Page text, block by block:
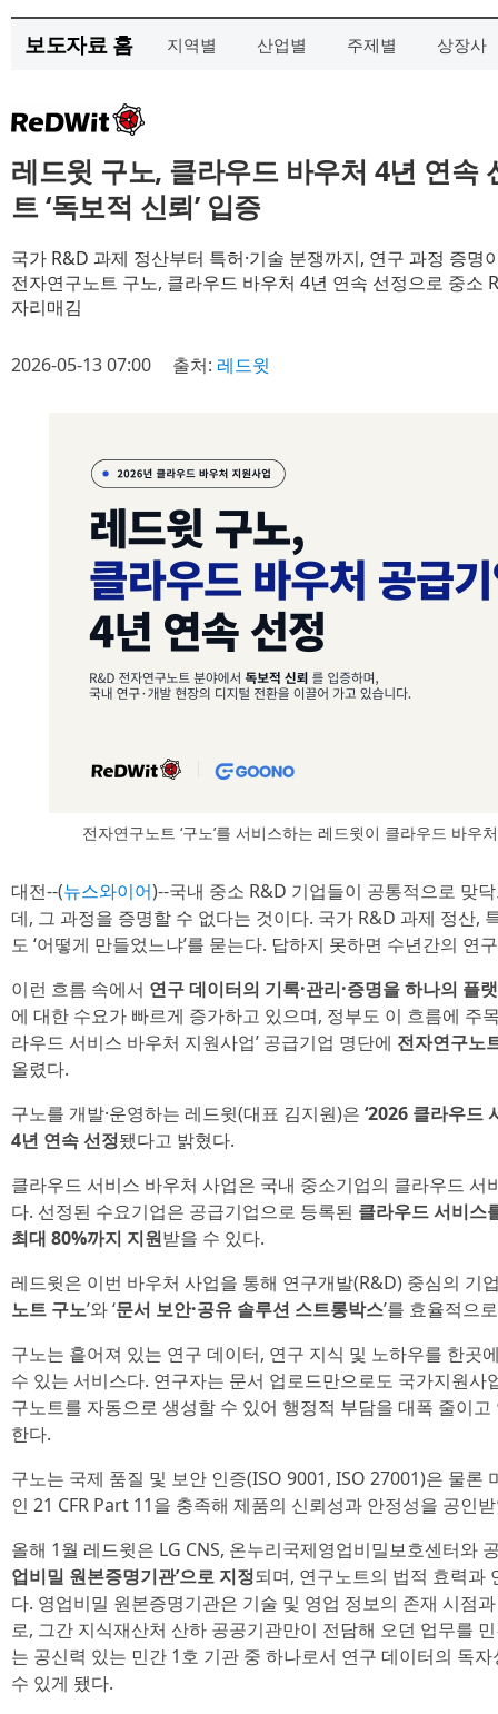
보도자료 홈 지역별 산업별 주제별 상장사
레드윗 구노, 클라우드 바우처 4년 연
트 ‘독보적 신뢰’ 입증
국가 R&D 과제 정산부터 특허·기술 분쟁까지, 연구 과정 증명
전자연구노트 구노, 클라우드 바우처 4년 연속 선정으로 중소
자리매김
2026-05-13 07:00 출처: 레드윗
전자연구노트 ‘구노’를 서비스하는 레드윗이 클라우드 바우
대전--(뉴스와이어)--국내 중소 R&D 기업들이 공통적으로 맞
데, 그 과정을 증명할 수 없다는 것이다. 국가 R&D 과제 정산,
도 ‘어떻게 만들었느냐’를 묻는다. 답하지 못하면 수년간의 연
이런 흐름 속에서 연구 데이터의 기록·관리·증명을 하나의 플
에 대한 수요가 빠르게 증가하고 있으며, 정부도 이 흐름에 주
라우드 서비스 바우처 지원사업’ 공급기업 명단에 전자연구노
올렸다.
구노를 개발·운영하는 레드윗(대표 김지원)은 ‘2026 클라우드
4년 연속 선정됐다고 밝혔다.
클라우드 서비스 바우처 사업은 국내 중소기업의 클라우드
다. 선정된 수요기업은 공급기업으로 등록된 클라우드 서비스
최대 80%까지 지원받을 수 있다.
레드윗은 이번 바우처 사업을 통해 연구개발(R&D) 중심의 기
노트 구노’와 ‘문서 보안·공유 솔루션 스트롱박스’를 효율적으
구노는 흩어져 있는 연구 데이터, 연구 지식 및 노하우를 한곳
수 있는 서비스다. 연구자는 문서 업로드만으로도 국가지원사
구노트를 자동으로 생성할 수 있어 행정적 부담을 대폭 줄이
한다.
구노는 국제 품질 및 보안 인증(ISO 9001, ISO 27001)은 물론
인 21 CFR Part 11을 충족해 제품의 신뢰성과 안정성을 공인
올해 1월 레드윗은 LG CNS, 온누리국제영업비밀보호센터와
업비밀 원본증명기관’으로 지정되며, 연구노트의 법적 효력과
다. 영업비밀 원본증명기관은 기술 및 영업 정보의 존재 시점
로, 그간 지식재산처 산하 공공기관만이 전담해 오던 업무를
는 공신력 있는 민간 1호 기관 중 하나로서 연구 데이터의 독
수 있게 됐다.